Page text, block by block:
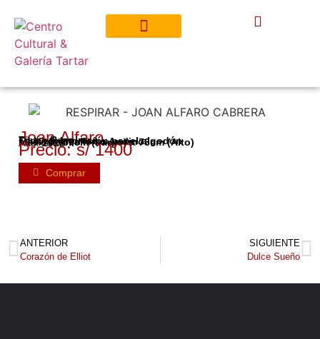
Joan Alfaro
Título:Respirar
Técnica:Impresión papel algodón
Estilo:Surrealismo Andino
Medidas:57cm (Largo) x 73cm (Alto)
Año:2022
Precio: s/ 1400
Comprar
ANTERIOR
Corazón de Elliot
SIGUIENTE
Dulce Sueño